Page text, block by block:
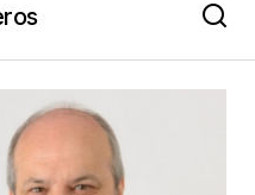
& Empresas
Qué la Diferencia?